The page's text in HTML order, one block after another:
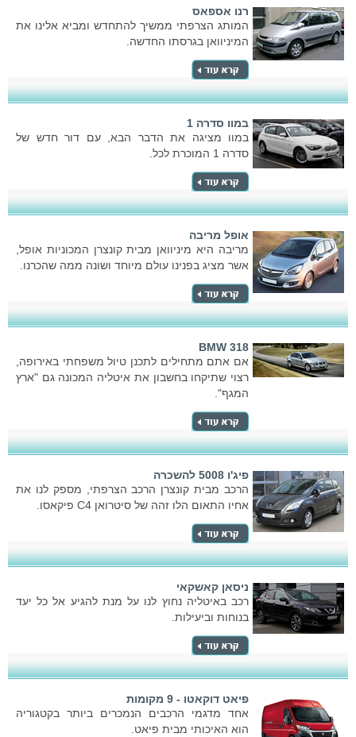
רנו אספאס
המותג הצרפתי ממשיך להתחדש ומביא אלינו את
המיניוואן בגרסתו החדשה.
במוו סדרה 1
במוו מציגה את הדבר הבא, עם דור חדש של
סדרה 1 המוכרת לכל.
אופל מריבה
מריבה היא מיניוואן מבית קונצרן המכוניות אופל,
אשר מציג בפנינו עולם מיוחד ושונה ממה שהכרנו.
BMW 318
אם אתם מתחילים לתכנן טיול משפחתי באירופה,
רצוי שתיקחו בחשבון את איטליה המכונה גם "ארץ
המגף".
פיג'ו 5008 להשכרה
הרכב מבית קונצרן הרכב הצרפתי, מספק לנו את
אחיו התאום הלו זהה של סיטרואן C4 פיקאסו.
ניסאן קאשקאי
רכב באיטליה נחוץ לנו על מנת להגיע אל כל יעד
בנוחות וביעילות.
פיאט דוקאטו - 9 מקומות
אחד מדגמי הרכבים הנמכרים ביותר בקטגוריה
הוא האיכותי מבית פיאט.